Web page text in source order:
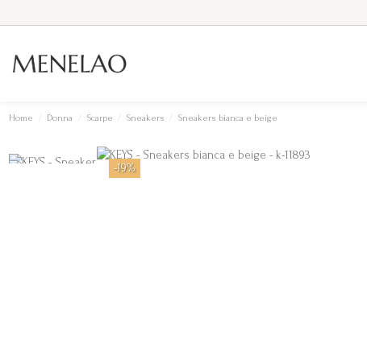
Home Donna Scarpe Sneakers Sneakers bianca e beige
-19%